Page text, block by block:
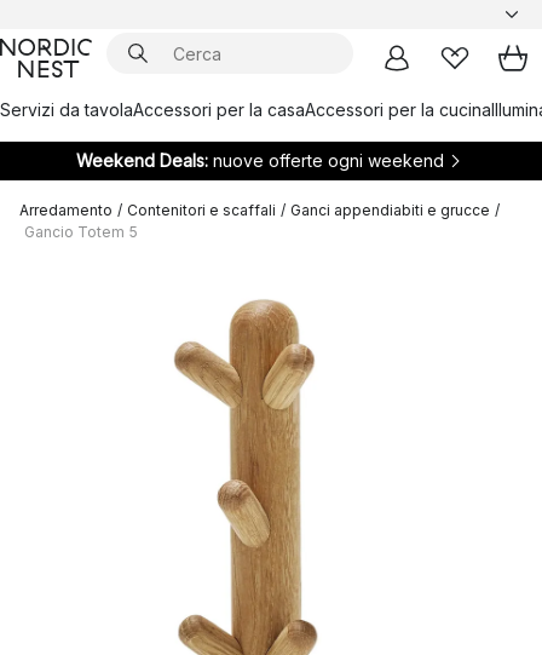
Servizi da tavolaAccessori per la casaAccessori per la cucina
Weekend Deals: nuove offerte ogni weekend
Arredamento / Contenitori e scaffali / Ganci appendiabiti e grucce /
Gancio Totem 5